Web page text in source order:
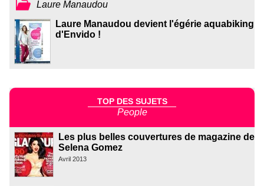
Laure Manaudou
Laure Manaudou devient l'égérie aquabiking
d'Envido !
TOP DES SUJETS
People
Les plus belles couvertures de magazine de
Selena Gomez
Avril 2013